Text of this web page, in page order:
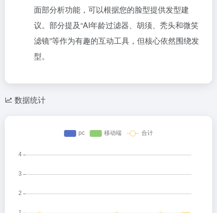
面部分析功能，可以根据您的脸型提供发型建
议。部分提及“AI年龄过滤器、胡须、秃头和微笑
滤镜”等作为有趣的互动工具，但核心依然围绕发
型。
数据统计